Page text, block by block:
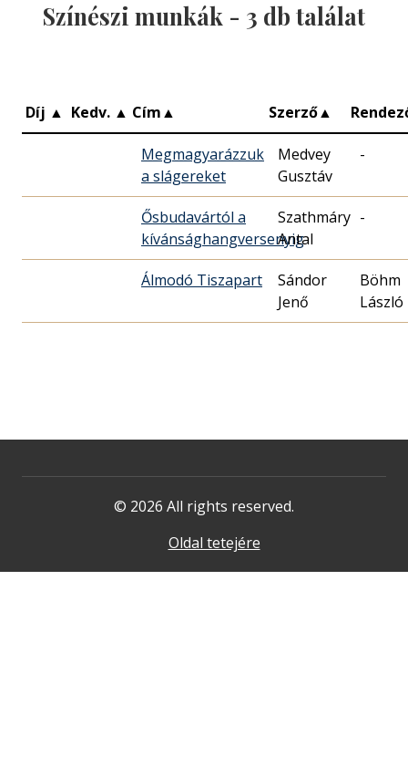
Színészi munkák - 3 db találat
Díj ▲ Kedv. ▲ Cím▲ Szerző▲
Megmagyarázzuk
a slágereket
Medvey
Gusztáv
-
Ősbudavártól a
kívánsághangversenyig
Szathmáry
Antal
-
Álmodó Tiszapart
Sándor
Jenő
Böhm
László
© 2026 All rights reserved.
Oldal tetejére